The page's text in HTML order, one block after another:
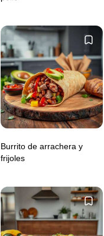
Burrito de arrachera y
frijoles